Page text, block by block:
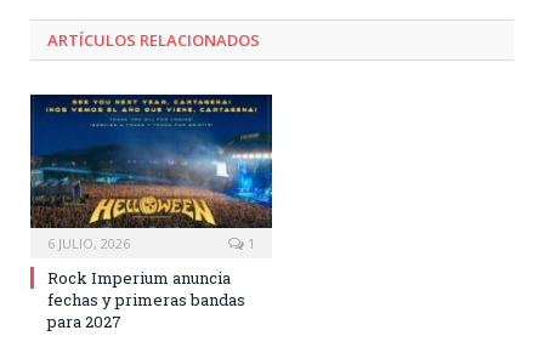
ARTÍCULOS RELACIONADOS
6 JULIO, 2026 1
Rock Imperium anuncia
fechas y primeras bandas
para 2027